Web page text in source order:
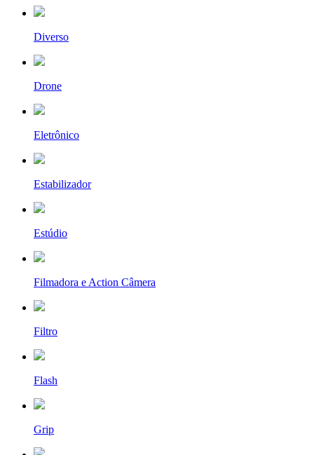
Diverso
Drone
Eletrônico
Estabilizador
Estúdio
Filmadora e Action Câmera
Filtro
Flash
Grip